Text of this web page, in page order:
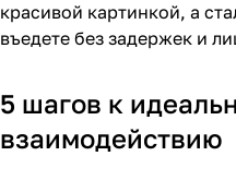
красивой картинкой, а
въедете без задержек и
5 шагов к
взаимодействию